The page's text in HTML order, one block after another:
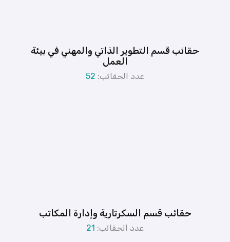
حقائب قسم التطوير الذاتي والمهني في بيئة
العمل
عدد الحقائب: 52
حقائب قسم السكرتارية وإدارة المكاتب
عدد الحقائب: 21